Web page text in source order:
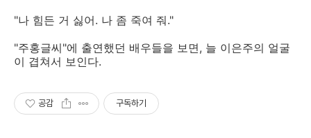
"나 힘든 거 싫어. 나 좀 죽여 줘."
"주홍글씨"에 출연했던 배우들을 보면, 늘 이은주의 얼굴
이 겹쳐서 보인다.
공감 구독하기